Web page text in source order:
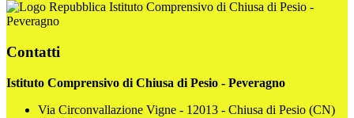
Istituto Comprensivo di Chiusa di Pesio -
Peveragno
Contatti
Istituto Comprensivo di Chiusa di Pesio - Peveragno
Via Circonvallazione Vigne - 12013 - Chiusa di Pesio (CN)